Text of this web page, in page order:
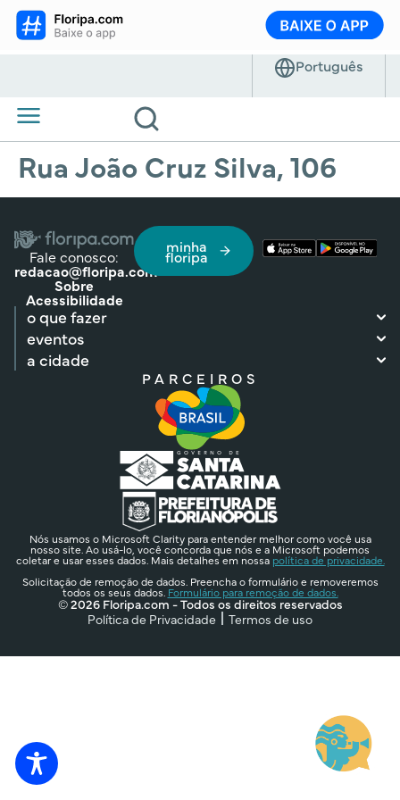
Rua João Cruz Silva, 106
Fale conosco:
redacao@floripa.com
Sobre
Acessibilidade
minha
floripa
o que fazer
eventos
a cidade
PARCEIROS
Nós usamos o Microsoft Clarity para entender melhor como você usa
nosso site. Ao usá-lo, você concorda que nós e a Microsoft podemos
coletar e usar esses dados. Mais detalhes em nossa política de privacidade.
Solicitação de remoção de dados. Preencha o formulário e removeremos
todos os seus dados. Formulário para remoção de dados.
© 2026 Floripa.com - Todos os direitos reservados
Política de Privacidade
Termos de uso